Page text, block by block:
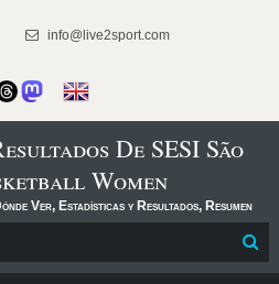
info@live2sport.com
De SESI São
Women
Ver, Estadísticas y Resultados, Resumen